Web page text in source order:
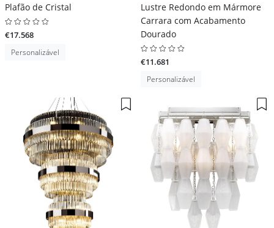
Plafão de Cristal
€17.568
Personalizável
Lustre Redondo em Mármore
Carrara com Acabamento
Dourado
€11.681
Personalizável